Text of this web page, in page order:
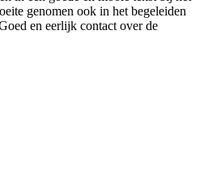
genomen ook in het begeleiden
en eerlijk contact over de